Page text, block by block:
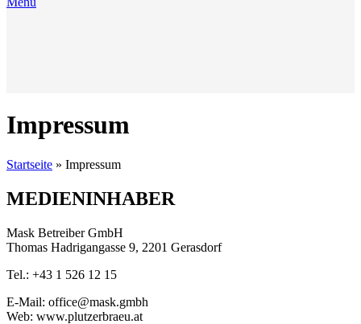
Impressum
Startseite » Impressum
MEDIENINHABER
Mask Betreiber GmbH
Thomas Hadrigangasse 9, 2201 Gerasdorf
Tel.: +43 1 526 12 15
E-Mail: office@mask.gmbh
Web: www.plutzerbraeu.at